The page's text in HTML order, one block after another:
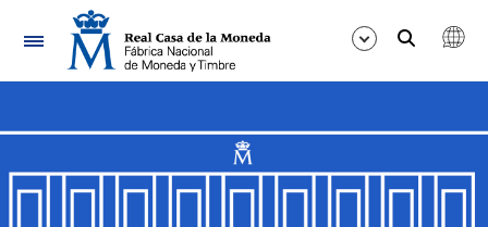
Navigation